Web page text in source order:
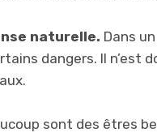
naturelle. Dans
dangers. Il n’est
sont des êtres